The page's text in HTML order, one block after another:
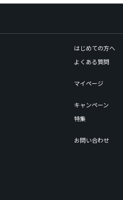
はじめての方へ
よくある質問
マイページ
キャンペーン
特集
お問い合わせ